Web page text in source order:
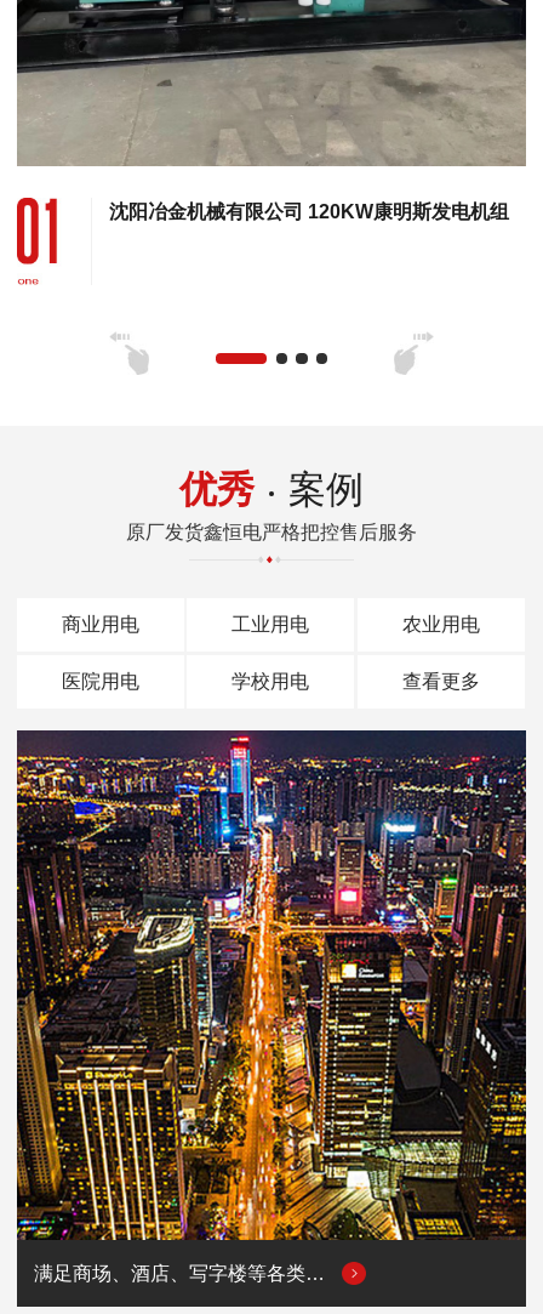
沈阳冶金机械有限公司 120KW康明斯发电机组
优秀 案例
原厂发货鑫恒电严格把控售后服务
商业用电 工业用电 农业用电
医院用电 学校用电 查看更多
满足商场、酒店、写字楼等各类商业场所的用电需求